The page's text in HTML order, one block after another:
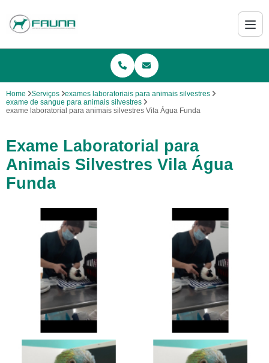
Home Serviços
exames laboratoriais para animais silvestres
exame de sangue para animais silvestres
exame laboratorial para animais silvestres Vila Água Funda
Exame Laboratorial para
Animais Silvestres Vila Água
Funda